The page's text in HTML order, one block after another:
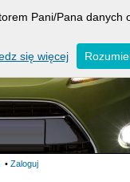
• Zaloguj
Pani/Pana danych
się więcej